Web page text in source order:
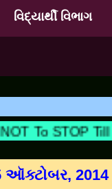
વિદ્યાર્થી વિભાગ
To STOP Till
ઑક્ટોબર, 2014